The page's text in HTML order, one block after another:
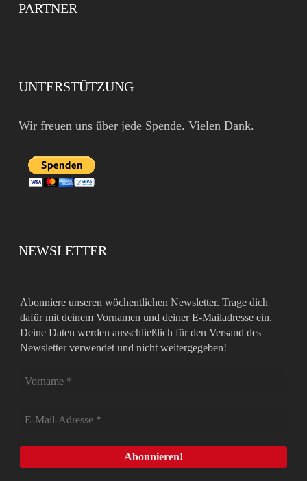
PARTNER
UNTERSTÜTZUNG
Wir freuen uns über jede Spende. Vielen Dank.
NEWSLETTER
Abonniere unseren wöchentlichen Newsletter. Trage dich
dafür mit deinem Vornamen und deiner E-Mailadresse ein.
Deine Daten werden ausschließlich für den Versand des
Newsletter verwendet und nicht weitergegeben!